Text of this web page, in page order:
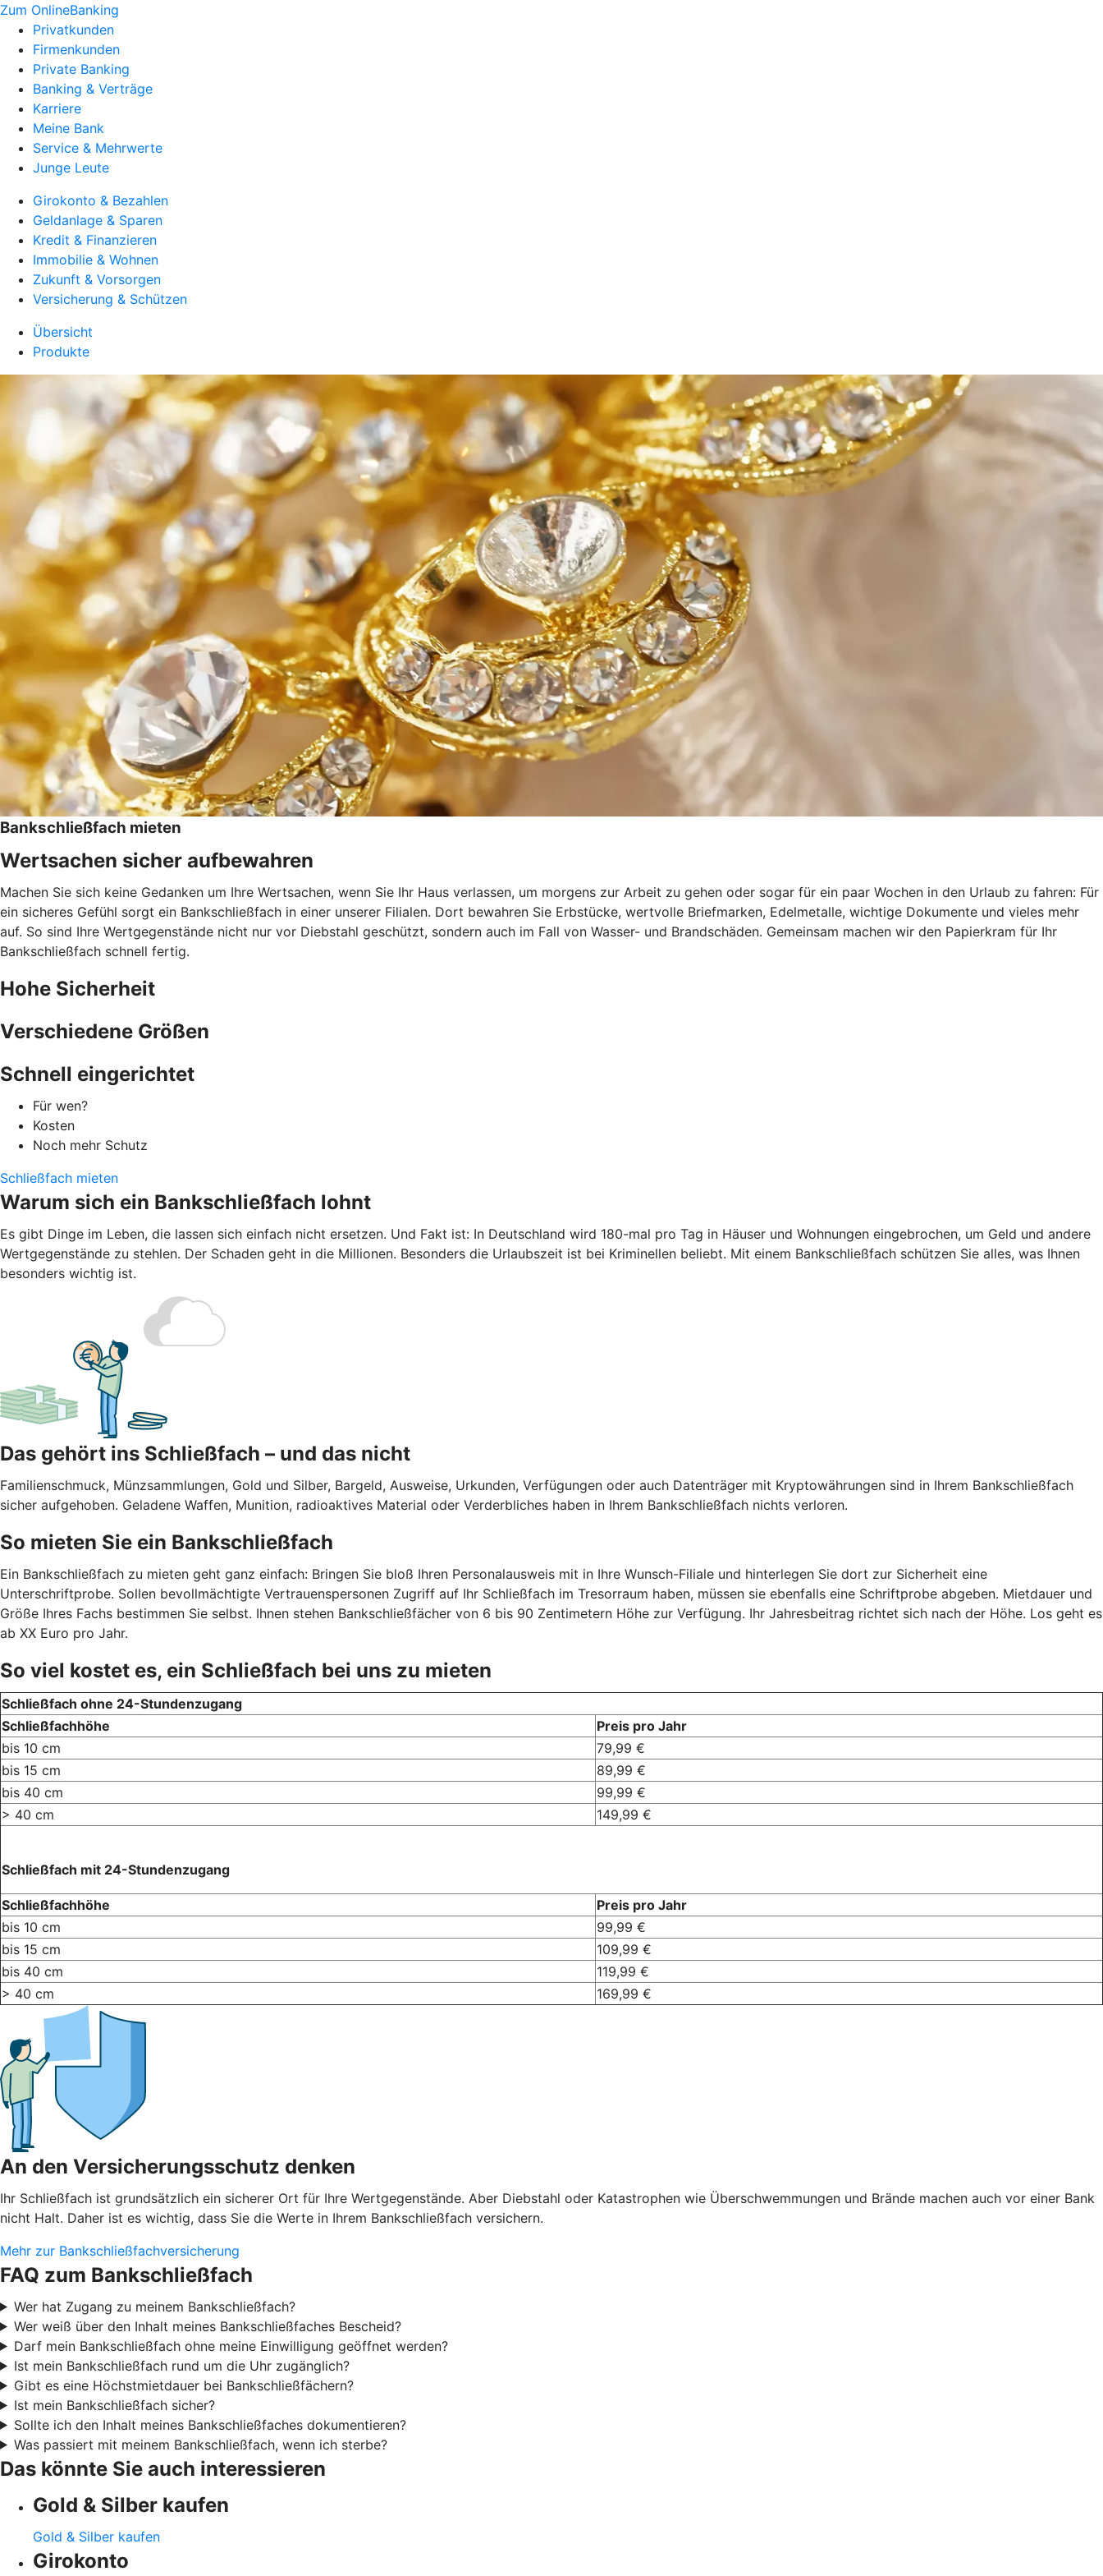
Zum OnlineBanking
Privatkunden
Firmenkunden
Private Banking
Banking & Verträge
Karriere
Meine Bank
Service & Mehrwerte
Junge Leute
Girokonto & Bezahlen
Geldanlage & Sparen
Kredit & Finanzieren
Immobilie & Wohnen
Zukunft & Vorsorgen
Versicherung & Schützen
Übersicht
Produkte
Bankschließfach mieten
Wertsachen sicher aufbewahren
Machen Sie sich keine Gedanken um Ihre Wertsachen, wenn Sie Ihr Haus verlassen, um morgens zur Arbeit zu gehen oder sogar für ein paar Wochen in den Urlaub zu fahren: Für
ein sicheres Gefühl sorgt ein Bankschließfach in einer unserer Filialen. Dort bewahren Sie Erbstücke, wertvolle Briefmarken, Edelmetalle, wichtige Dokumente und vieles mehr
auf. So sind Ihre Wertgegenstände nicht nur vor Diebstahl geschützt, sondern auch im Fall von Wasser- und Brandschäden. Gemeinsam machen wir den Papierkram für Ihr
Bankschließfach schnell fertig.
Hohe Sicherheit
Verschiedene Größen
Schnell eingerichtet
Für wen?
Kosten
Noch mehr Schutz
Schließfach mieten
Warum sich ein Bankschließfach lohnt
Es gibt Dinge im Leben, die lassen sich einfach nicht ersetzen. Und Fakt ist: In Deutschland wird 180-mal pro Tag in Häuser und Wohnungen eingebrochen, um Geld und andere
Wertgegenstände zu stehlen. Der Schaden geht in die Millionen. Besonders die Urlaubszeit ist bei Kriminellen beliebt. Mit einem Bankschließfach schützen Sie alles, was Ihnen
besonders wichtig ist.
Das gehört ins Schließfach – und das nicht
Familienschmuck, Münzsammlungen, Gold und Silber, Bargeld, Ausweise, Urkunden, Verfügungen oder auch Datenträger mit Kryptowährungen sind in Ihrem Bankschließfach
sicher aufgehoben. Geladene Waffen, Munition, radioaktives Material oder Verderbliches haben in Ihrem Bankschließfach nichts verloren.
So mieten Sie ein Bankschließfach
Ein Bankschließfach zu mieten geht ganz einfach: Bringen Sie bloß Ihren Personalausweis mit in Ihre Wunsch-Filiale und hinterlegen Sie dort zur Sicherheit eine
Unterschriftprobe. Sollen bevollmächtigte Vertrauenspersonen Zugriff auf Ihr Schließfach im Tresorraum haben, müssen sie ebenfalls eine Schriftprobe abgeben. Mietdauer und
Größe Ihres Fachs bestimmen Sie selbst. Ihnen stehen Bankschließfächer von 6 bis 90 Zentimetern Höhe zur Verfügung. Ihr Jahresbeitrag richtet sich nach der Höhe. Los geht es
ab XX Euro pro Jahr.
So viel kostet es, ein Schließfach bei uns zu mieten
Schließfach ohne 24-Stundenzugang
Schließfachhöhe
Preis pro Jahr
bis 10 cm
79,99 €
bis 15 cm
89,99 €
bis 40 cm
99,99 €
> 40 cm
149,99 €
Schließfach mit 24-Stundenzugang
Schließfachhöhe
Preis pro Jahr
bis 10 cm
99,99 €
bis 15 cm
109,99 €
bis 40 cm
119,99 €
> 40 cm
169,99 €
An den Versicherungsschutz denken
Ihr Schließfach ist grundsätzlich ein sicherer Ort für Ihre Wertgegenstände. Aber Diebstahl oder Katastrophen wie Überschwemmungen und Brände machen auch vor einer Bank
nicht Halt. Daher ist es wichtig, dass Sie die Werte in Ihrem Bankschließfach versichern.
Mehr zur Bankschließfachversicherung
FAQ zum Bankschließfach
Wer hat Zugang zu meinem Bankschließfach?
Wer weiß über den Inhalt meines Bankschließfaches Bescheid?
Darf mein Bankschließfach ohne meine Einwilligung geöffnet werden?
Ist mein Bankschließfach rund um die Uhr zugänglich?
Gibt es eine Höchstmietdauer bei Bankschließfächern?
Ist mein Bankschließfach sicher?
Sollte ich den Inhalt meines Bankschließfaches dokumentieren?
Was passiert mit meinem Bankschließfach, wenn ich sterbe?
Das könnte Sie auch interessieren
Gold & Silber kaufen
Gold & Silber kaufen
Girokonto